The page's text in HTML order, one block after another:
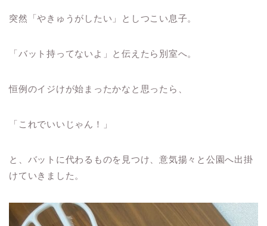
突然「やきゅうがしたい」としつこい息子。
「バット持ってないよ」と伝えたら別室へ。
恒例のイジけが始まったかなと思ったら、
「これでいいじゃん！」
と、バットに代わるものを見つけ、意気揚々と公園へ出掛
けていきました。